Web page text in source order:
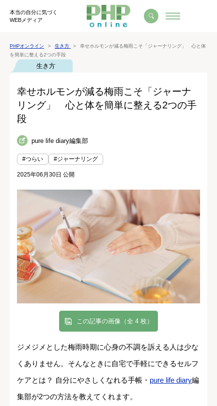
本当の自分に気づく
WEBメディア
PHPオンライン 生き方
幸せホルモンが減る梅雨こそ「ジャーナリング」 心と体
を簡単に整える2つの手段
生き方
幸せホルモンが減る梅雨こそ「ジャーナ
リング」 心と体を簡単に整える2つの手
段
pure life diary編集部
#つらい #ジャーナリング
2025年06月30日 公開
この記事の画像（全 4 枚）
ジメジメとした梅雨時期に心身の不調を訴える人は少な
くありません。そんなときに自宅で手軽にできるセルフ
ケアとは？ 自分にやさしくなれる手帳・ pure life diary編
集部が2つの方法を教えてくれます。